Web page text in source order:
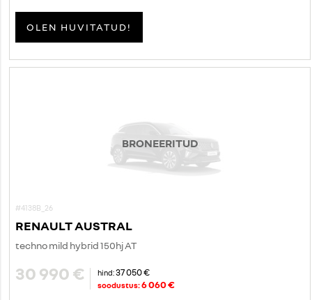
OLEN HUVITATUD!
#4138B_26
BRONEERITUD
RENAULT AUSTRAL
techno mild hybrid 150hj AT
30 990 € hind: 37 050 €
soodustus:6 060 €